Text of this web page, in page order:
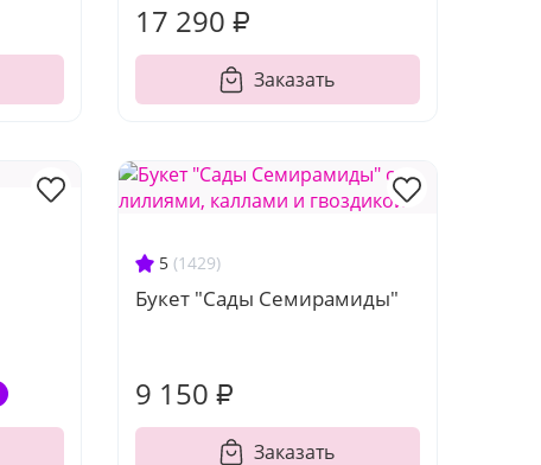
17 290 ₽
Заказать
5 (1429)
Букет "Сады Семирамиды"
9 150 ₽
Заказать